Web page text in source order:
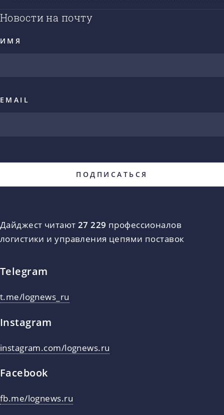
Новости на почту
ИМЯ
EMAIL
Дайджест читают 27 229 профессионалов
логистики и управления цепями поставок
Telegram
t.me/lognews_ru
Instagram
instagram.com/lognews.ru
Facebook
fb.me/lognews.ru